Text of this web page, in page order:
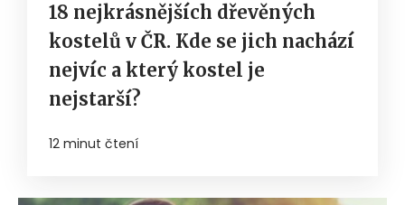
18 nejkrásnějších dřevěných
kostelů v ČR. Kde se jich nachází
nejvíc a který kostel je
nejstarší?
12 minut čtení